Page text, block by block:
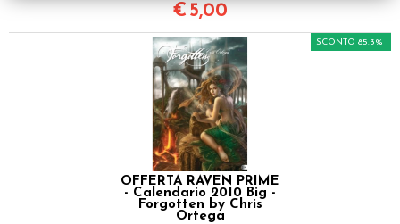
€5,00
OFFERTA RAVEN PRIME
- Calendario 2010 Big -
Forgotten by Chris
Ortega
SCONTO 85.3%